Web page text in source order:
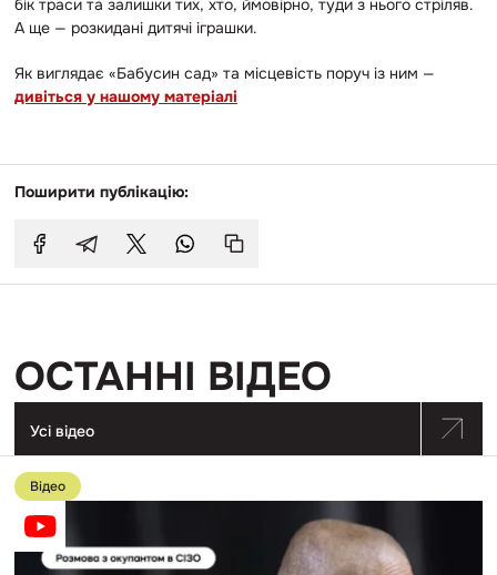
бік траси та залишки тих, хто, ймовірно, туди з нього стріляв.
А ще — розкидані дитячі іграшки.
Як виглядає «Бабусин сад» та місцевість поруч із ним —
дивіться у нашому матеріалі
Поширити публікацію:
ОСТАННІ ВІДЕО
Усі відео
Перейти
до
публікації
Ґвалтував
два
місяці
Відео